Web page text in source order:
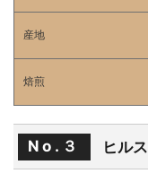
産地
焙煎
No.３ ヒルス